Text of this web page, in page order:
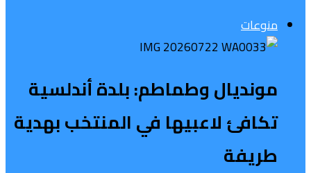
منوعات
مونديال وطماطم: بلدة أندلسية
تكافئ لاعبيها في المنتخب بهدية
طريفة